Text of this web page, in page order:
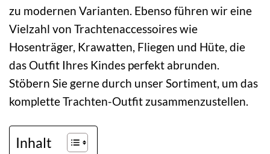
zu modernen Varianten. Ebenso führen wir eine
Vielzahl von Trachtenaccessoires wie
Hosenträger, Krawatten, Fliegen und Hüte, die
das Outfit Ihres Kindes perfekt abrunden.
Stöbern Sie gerne durch unser Sortiment, um das
komplette Trachten-Outfit zusammenzustellen.
Inhalt